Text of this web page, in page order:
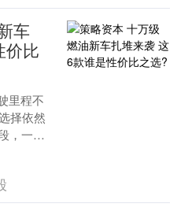
车
价比
里程不
择依然
，一直
也在